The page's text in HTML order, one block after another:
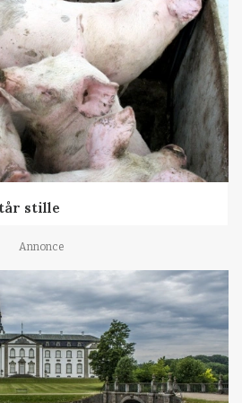
stille
Annonce